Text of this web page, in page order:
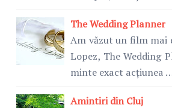
The Wedding Planner
Am văzut un film mai
Lopez, The Wedding
minte exact acțiunea
Amintiri din Cluj